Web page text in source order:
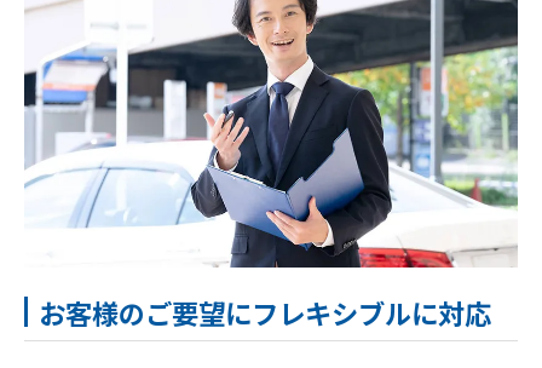
お客様のご要望にフレキシブルに対応